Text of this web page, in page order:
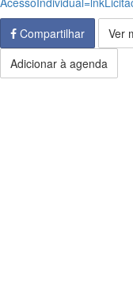
Compartilhar
Ver
Adicionar à agenda